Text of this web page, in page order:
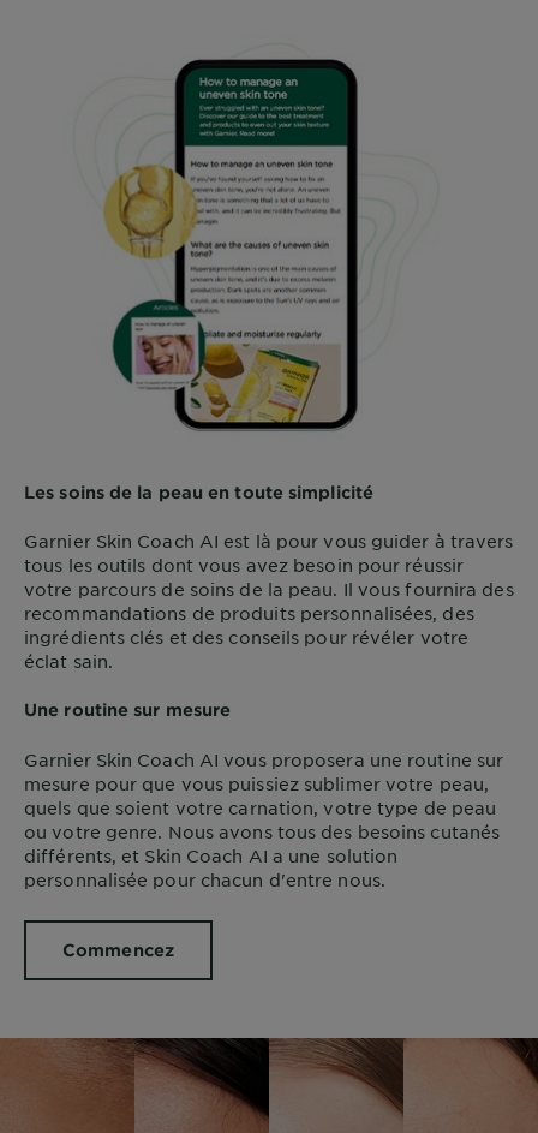
Les soins de la peau en toute simplicité
Garnier Skin Coach AI est là pour vous guider à travers
tous les outils dont vous avez besoin pour réussir
votre parcours de soins de la peau. Il vous fournira des
recommandations de produits personnalisées, des
ingrédients clés et des conseils pour révéler votre
éclat sain.
Une routine sur mesure
Garnier Skin Coach AI vous proposera une routine sur
mesure pour que vous puissiez sublimer votre peau,
quels que soient votre carnation, votre type de peau
ou votre genre. Nous avons tous des besoins cutanés
différents, et Skin Coach AI a une solution
personnalisée pour chacun d'entre nous.
Commencez